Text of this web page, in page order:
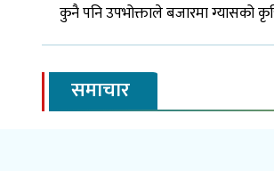
कुनै पनि उपभोक्ताले बजारमा ग्यासको
समाचार